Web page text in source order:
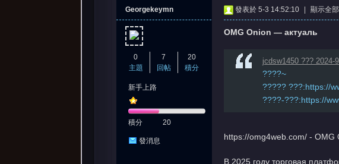
Georgekeymn
0
主題
7
回帖
20
積分
新手上路
積分 20
發消息
發表於 5-3 14:52:10 顯示全
OMG Onion — актуаль
jcdsw1450 ??? 2024-
????~
????? ???:https://
????-???:https://
https://omg4web.com/ - OMG
В 2025 году торговая